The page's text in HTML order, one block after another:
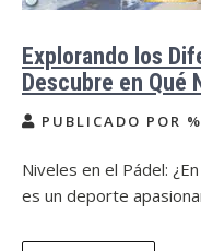
Explorando los
Descubre en Qué
PUBLICADO POR
Niveles en el Pádel:
es un deporte